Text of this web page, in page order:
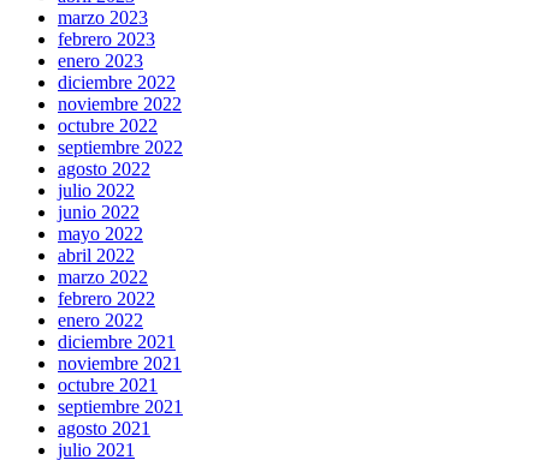
marzo 2023
febrero 2023
enero 2023
diciembre 2022
noviembre 2022
octubre 2022
septiembre 2022
agosto 2022
julio 2022
junio 2022
mayo 2022
abril 2022
marzo 2022
febrero 2022
enero 2022
diciembre 2021
noviembre 2021
octubre 2021
septiembre 2021
agosto 2021
julio 2021